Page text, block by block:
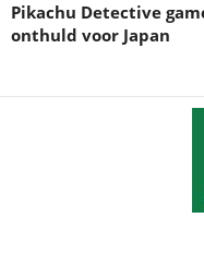
Pikachu Detective
onthuld voor Japan